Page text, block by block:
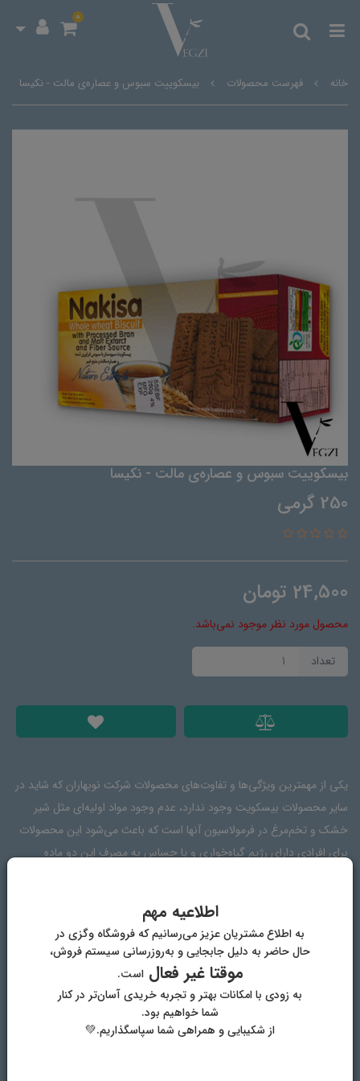
0
خانه فهرست محصولات بیسکوییت سبوس و عصاره‌ی مالت - نکیسا
بیسکوییت سبوس و عصاره‌ی مالت - نکیسا
250 گرمی
24,500 تومان
محصول مورد نظر موجود نمی‌باشد.
تعداد
یکی از مهمترین ویژگی‌ها و تفاوت‌های محصولات شرکت نوبهاران که شاید در
سایر محصولات بیسکویت وجود ندارد، عدم وجود مواد اولیه‌ای مثل شیر
خشک و تخم‌مرغ در فرمولاسیون آنها است که باعث می‌شود این محصولات
برای افرادی دارای رژیم گیاه‌خواری و یا حساس به مصرف این دو ماده
ترکیبات دیدگاه‌ها
اطلاعیه مهم
به اطلاع مشتریان عزیز می‌رسانیم که فروشگاه وگزی در
حال حاضر به دلیل جابجایی و به‌روزرسانی سیستم فروش،
موقتا غیر فعالاست.
به زودی با امکانات بهتر و تجربه خریدی آسان‌تر در کنار
شما خواهیم بود.
از شکیبایی و همراهی شما سپاسگذاریم.💚